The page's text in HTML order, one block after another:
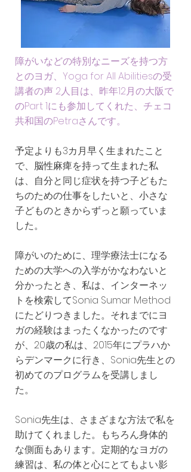
障がいなどの特別なニーズを持つ方
とのヨガ、Yoga for All Abilitiesの受
講者の声 2人目は、昨年12月の大阪で
のPart 1にも参加してくれた、チェコ
共和国のPetraさんです。
予定よりも3カ月早く生まれたこと
で、脳性麻痺を持って生まれた私
は、自分と同じ症状を持つ子どもた
ちのための仕事をしたいと、小さな
子どものときからずっと願っていま
した。
障がいのために、理学療法士になる
ための大学への入学がかなわないと
分かったとき、私は、インターネッ
トを検索してSonia Sumar Method
にたどりつきました。それまでにヨ
ガの経験はまったくなかったのです
が、20歳の私は、2015年にプラハか
らデンマークに行き、Sonia先生との
初めてのプログラムを受講しまし
た。
Sonia先生は、さまざまな方法で私を
助けてくれました。もちろん身体的
な側面もあります。定期的なヨガの
練習は、私の体と心にとてもよい影